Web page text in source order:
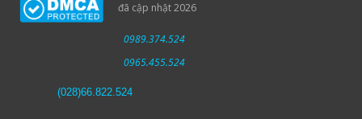
đã cập nhật 2026
0989.374.524
0965.455.524
(028)66.822.524